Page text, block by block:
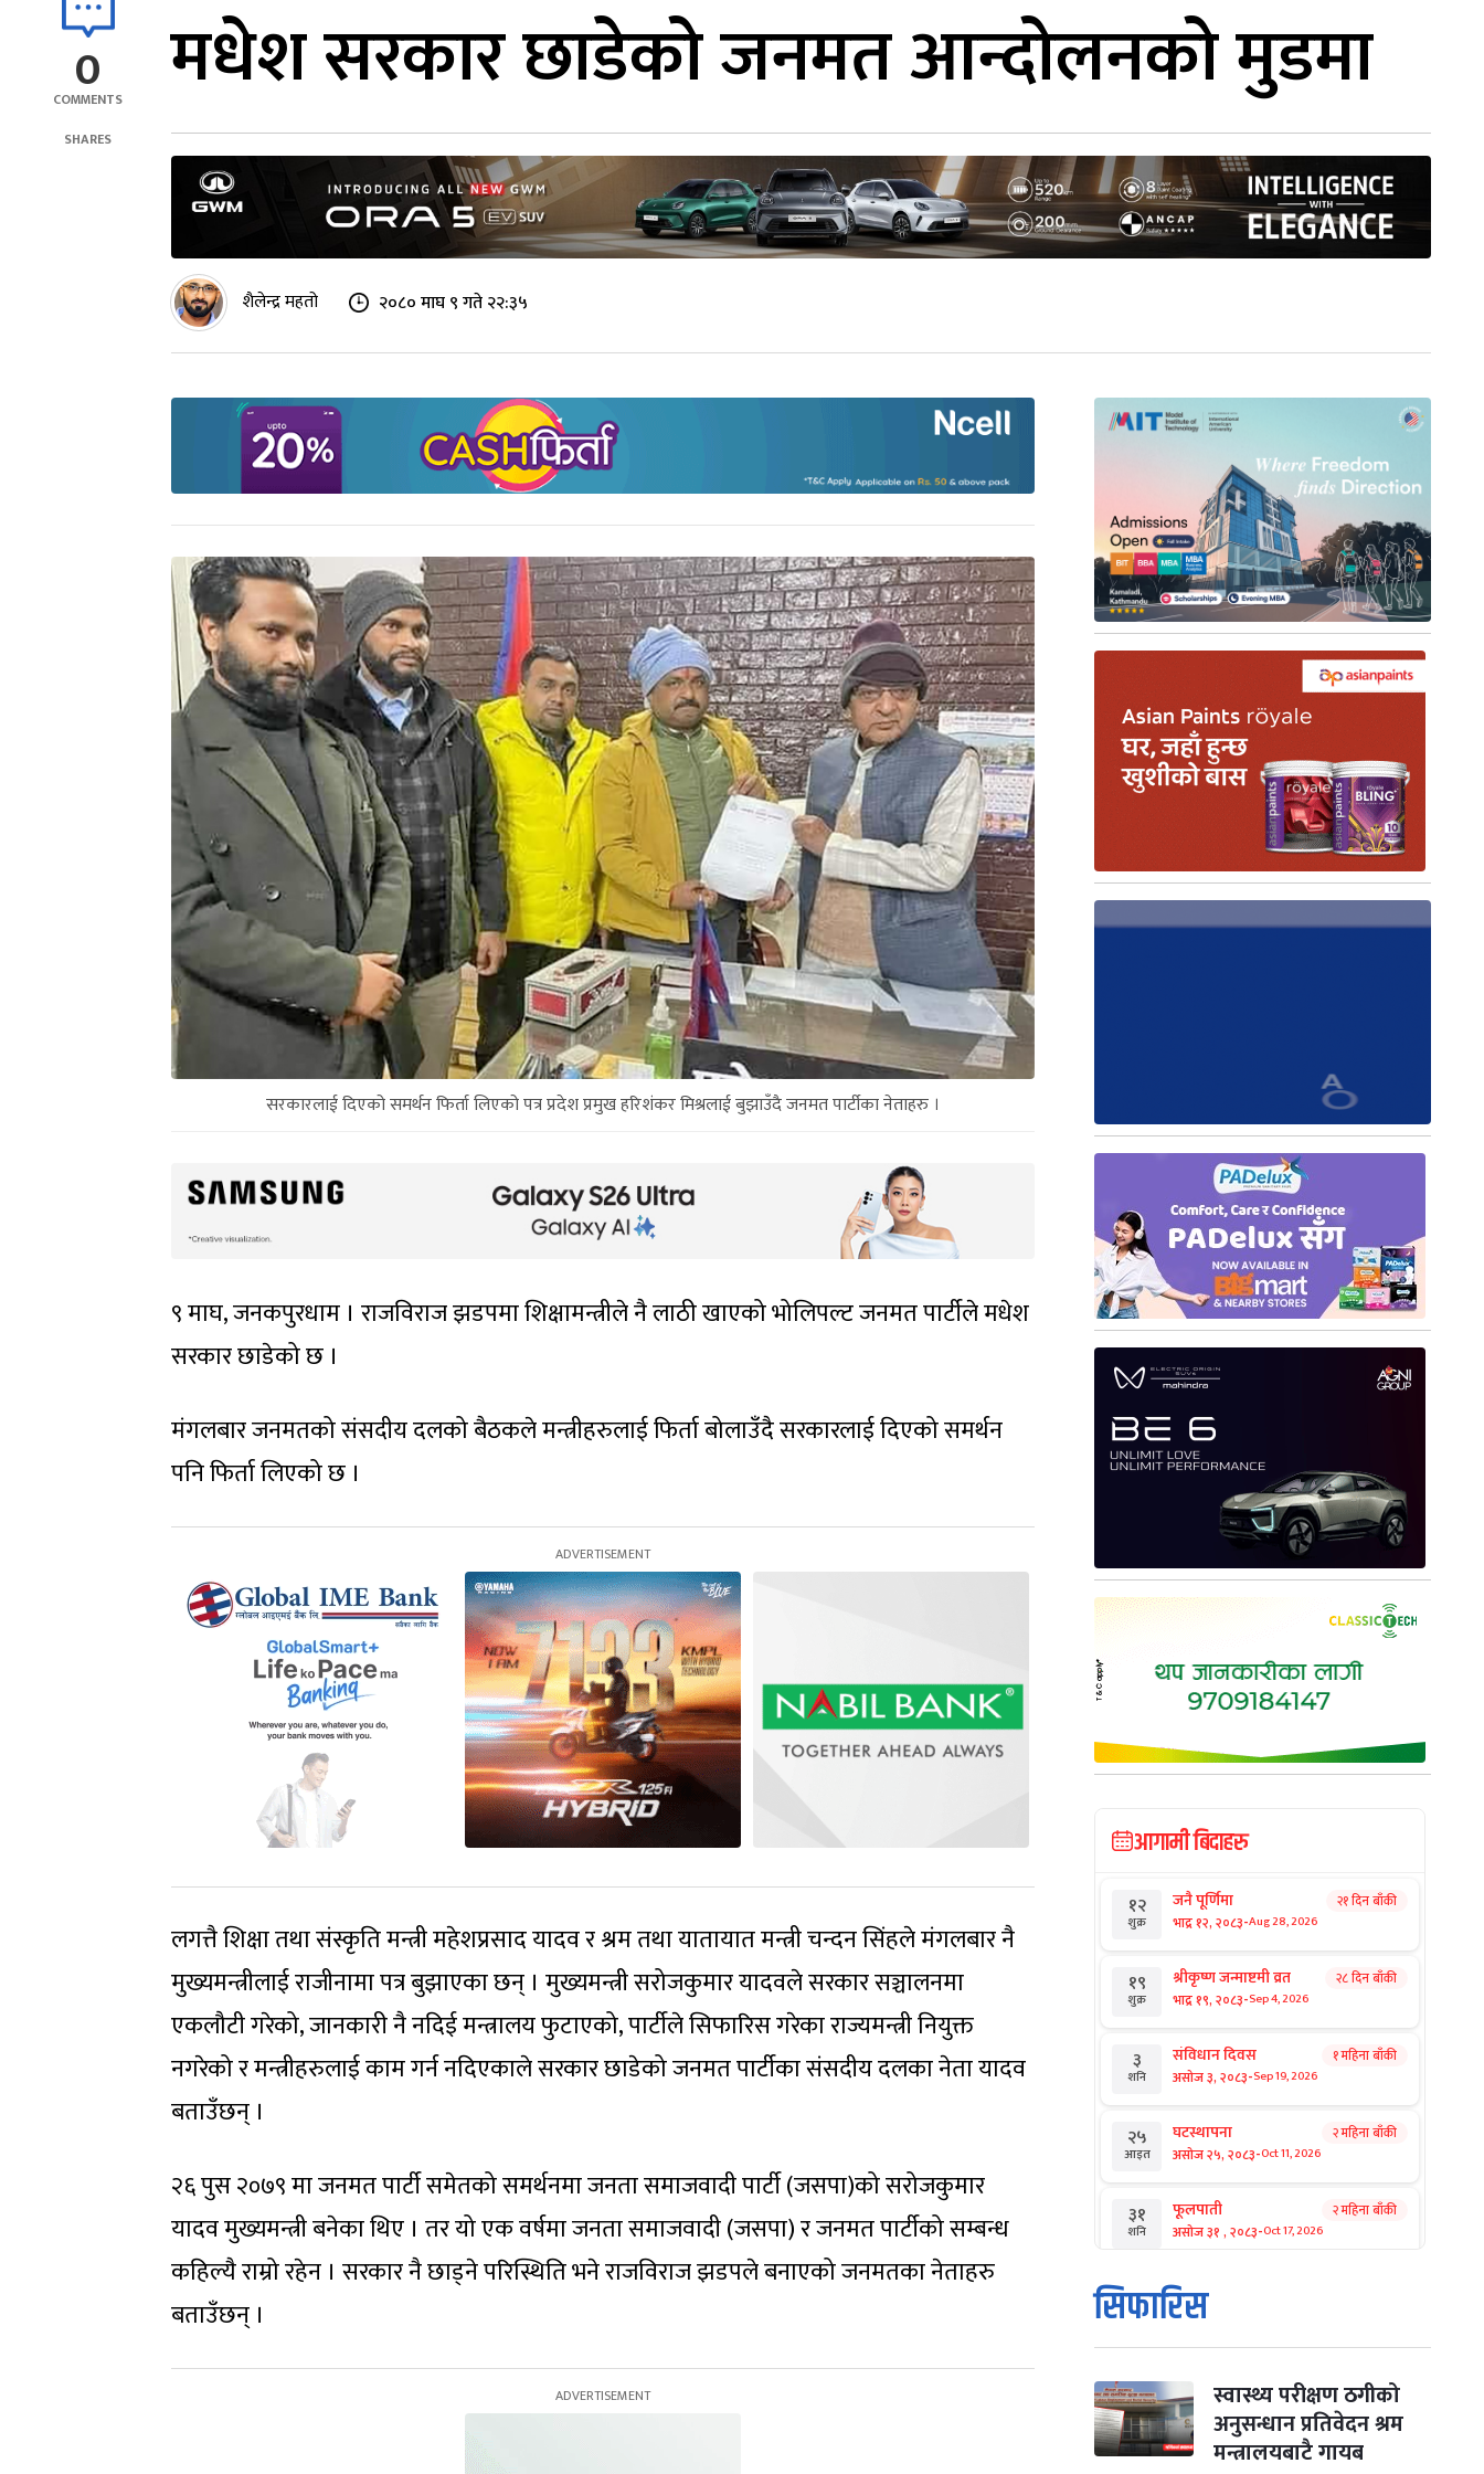
0
COMMENTS
SHARES
मधेश सरकार छाडेको जनमत आन्दोलनको मुडमा
शैलेन्द्र महतो २०८० माघ ९ गते २२:३५
सरकारलाई दिएको समर्थन फिर्ता लिएको पत्र प्रदेश प्रमुख हरिशंकर मिश्रलाई बुझाउँदै जनमत पार्टीका नेताहरु ।
९ माघ, जनकपुरधाम । राजविराज झडपमा शिक्षामन्त्रीले नै लाठी खाएको भोलिपल्ट जनमत पार्टीले मधेश
सरकार छाडेको छ ।
मंगलबार जनमतको संसदीय दलको बैठकले मन्त्रीहरुलाई फिर्ता बोलाउँदै सरकारलाई दिएको समर्थन
पनि फिर्ता लिएको छ ।
लगत्तै शिक्षा तथा संस्कृति मन्त्री महेशप्रसाद यादव र श्रम तथा यातायात मन्त्री चन्दन सिंहले मंगलबार नै
मुख्यमन्त्रीलाई राजीनामा पत्र बुझाएका छन् । मुख्यमन्त्री सरोजकुमार यादवले सरकार सञ्चालनमा
एकलौटी गरेको, जानकारी नै नदिई मन्त्रालय फुटाएको, पार्टीले सिफारिस गरेका राज्यमन्त्री नियुक्त
नगरेको र मन्त्रीहरुलाई काम गर्न नदिएकाले सरकार छाडेको जनमत पार्टीका संसदीय दलका नेता यादव
बताउँछन् ।
२६ पुस २०७९ मा जनमत पार्टी समेतको समर्थनमा जनता समाजवादी पार्टी (जसपा)को सरोजकुमार
यादव मुख्यमन्त्री बनेका थिए । तर यो एक वर्षमा जनता समाजवादी (जसपा) र जनमत पार्टीको सम्बन्ध
कहिल्यै राम्रो रहेन । सरकार नै छाड्ने परिस्थिति भने राजविराज झडपले बनाएको जनमतका नेताहरु
बताउँछन् ।
आगामी बिदाहरु
१२
शुक्र
जनै पूर्णिमा
भाद्र १२, २०८३-Aug 28, 2026
२१ दिन बाँकी
१९
शुक्र
श्रीकृष्ण जन्माष्टमी व्रत
भाद्र १९, २०८३-Sep 4, 2026
२८ दिन बाँकी
३
शनि
संविधान दिवस
असोज ३, २०८३-Sep 19, 2026
१ महिना बाँकी
२५
आइत
घटस्थापना
असोज २५, २०८३-Oct 11, 2026
२ महिना बाँकी
३१
शनि
फूलपाती
असोज ३१ , २०८३-Oct 17, 2026
२ महिना बाँकी
१
आइत
कार्तिक सङ्क्रान्ति
कार्तिक १, २०८३
मंगल कार्तिक ३, २०८३-Oct 20, 2026
४ विजयादशमी
कार्तिक ४, २०८३-Oct 21, 2026
२ महिना बाँकी
सिफारिस
स्वास्थ्य परीक्षण ठगीको
अनुसन्धान प्रतिवेदन श्रम
मन्त्रालयबाटै गायब